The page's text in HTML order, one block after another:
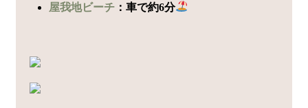
屋我地ビーチ ：車で約6分